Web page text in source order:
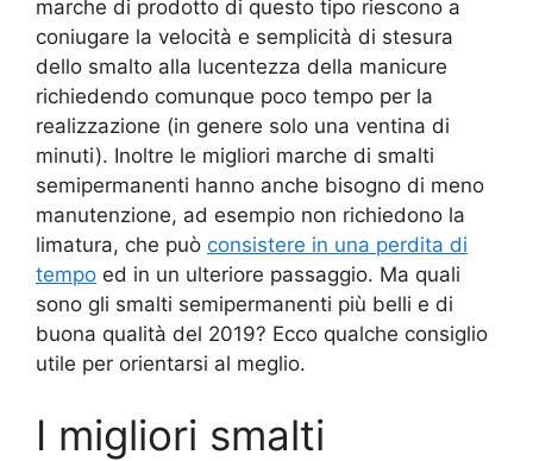
marche di prodotto di questo tipo riescono a
coniugare la velocità e semplicità di stesura
dello smalto alla lucentezza della manicure
richiedendo comunque poco tempo per la
realizzazione (in genere solo una ventina di
minuti). Inoltre le migliori marche di smalti
semipermanenti hanno anche bisogno di meno
manutenzione, ad esempio non richiedono la
limatura, che può consistere in una perdita di
tempo ed in un ulteriore passaggio. Ma quali
sono gli smalti semipermanenti più belli e di
buona qualità del 2019? Ecco qualche consiglio
utile per orientarsi al meglio.
I migliori smalti